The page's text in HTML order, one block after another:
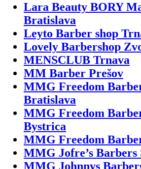
Lara Beauty BORY
Bratislava
Leyto Barber shop
Lovely Barbershop
MENSCLUB Trnava
MM Barber Prešov
MMG Freedom
Bratislava
MMG Freedom
Bystrica
MMG Freedom
MMG Jofre’s Barbers
MMG Johnnys